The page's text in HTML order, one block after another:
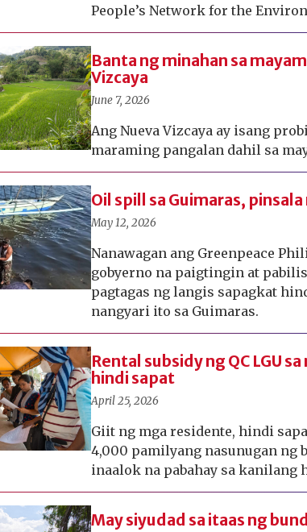
People’s Network for the
Banta ng minahan sa
Vizcaya
June 7, 2026
Ang Nueva Vizcaya ay isang
maraming pangalan dahil sa
Oil spill sa Guimaras,
May 12, 2026
Nanawagan ang Greenpeace
gobyerno na paigtingin at
pagtagas ng langis sapagkat
nangyari ito sa Guimaras.
Rental subsidy ng QC LGU
hindi sapat
April 25, 2026
Giit ng mga residente, hindi
4,000 pamilyang nasunugan ng
inaalok na pabahay sa kanilang
May siyudad sa itaas ng